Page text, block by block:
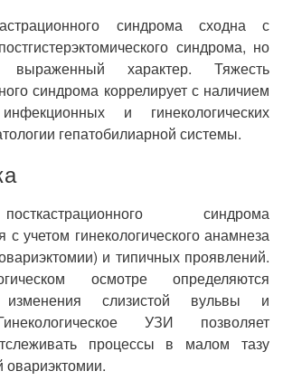
синдрома сходна с
синдрома, но
характер. Тяжесть
синдрома коррелирует с наличием
и гинекологических
гепатобилиарной системы.
синдрома
с учетом гинекологического анамнеза
и типичных проявлений.
осмотре определяются
изменения слизистой вульвы и
УЗИ позволяет
процессы в малом тазу
овариэктомии.